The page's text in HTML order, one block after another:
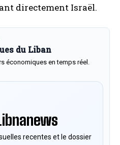
directement Israël.
du Liban
économiques en temps réel.
recentes et le dossier